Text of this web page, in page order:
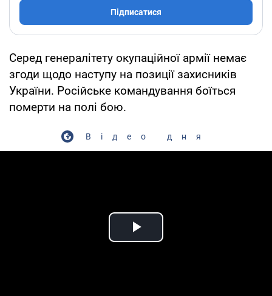
Підписатися
Серед генералітету окупаційної армії немає
згоди щодо наступу на позиції захисників
України. Російське командування боїться
померти на полі бою.
Відео дня
Play Video